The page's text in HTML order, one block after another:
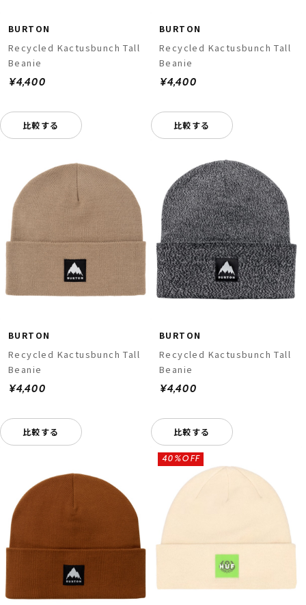
BURTON
Recycled Kactusbunch Tall
Beanie
¥4,400
比較する
BURTON
Recycled Kactusbunch Tall
Beanie
¥4,400
比較する
BURTON
Recycled Kactusbunch Tall
Beanie
¥4,400
比較する
BURTON
Recycled Kactusbunch Tall
Beanie
¥4,400
比較する
40%OFF